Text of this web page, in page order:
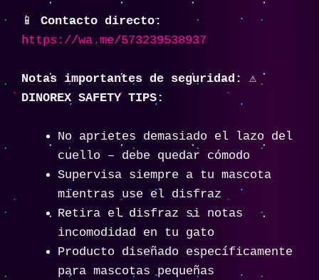
📱 Contacto directo:
https://wa.me/573239538937
Notas importantes de seguridad:
⚠️
DINOREX SAFETY TIPS:
No aprietes demasiado el lazo del
cuello – debe quedar cómodo
Supervisa siempre a tu mascota
mientras use el disfraz
Retira el disfraz si notas
incomodidad en tu gato
Producto diseñado específicamente
para mascotas pequeñas